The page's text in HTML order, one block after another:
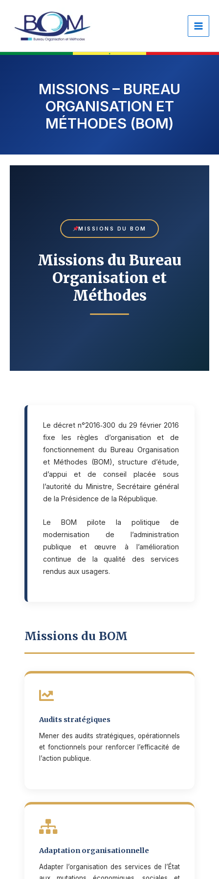
content
MISSIONS – BUREAU
ORGANISATION ET
MÉTHODES (BOM)
MISSIONS DU BOM
Missions du Bureau
Organisation et
Méthodes
Le décret n°2016‑300 du 29 février 2016
fixe les règles d’organisation et de
fonctionnement du Bureau Organisation
et Méthodes (BOM), structure d’étude,
d’appui et de conseil placée sous
l’autorité du Ministre, Secrétaire général
de la Présidence de la République.
Le BOM pilote la politique de
modernisation de l’administration
publique et œuvre à l’amélioration
continue de la qualité des services
rendus aux usagers.
Missions du BOM
Audits stratégiques
Mener des audits stratégiques, opérationnels
et fonctionnels pour renforcer l’efficacité de
l’action publique.
Adaptation organisationnelle
Adapter l’organisation des services de l’État